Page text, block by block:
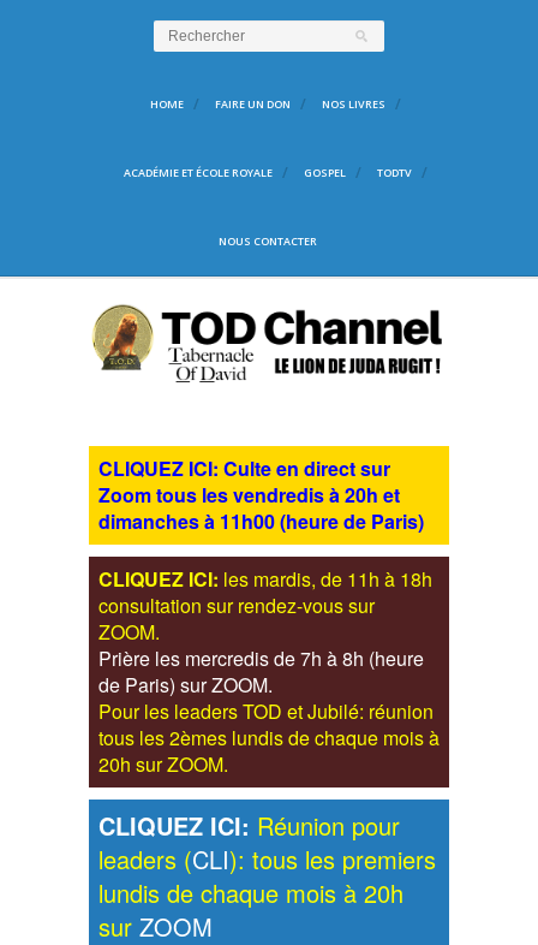
HOME FAIRE UN DON NOS LIVRES
ACADÉMIE ET ÉCOLE ROYALE GOSPEL TODTV
NOUS CONTACTER
CLIQUEZ ICI: Culte en direct sur
Zoom tous les vendredis à 20h et
dimanches à 11h00 (heure de Paris)
CLIQUEZ ICI: les mardis, de 11h à 18h
consultation sur rendez-vous sur
ZOOM.
Prière les mercredis de 7h à 8h (heure
de Paris) sur ZOOM.
Pour les leaders TOD et Jubilé: réunion
tous les 2èmes lundis de chaque mois à
20h sur ZOOM.
CLIQUEZ ICI: Réunion pour
leaders (CLI): tous les premiers
lundis de chaque mois à 20h
sur ZOOM